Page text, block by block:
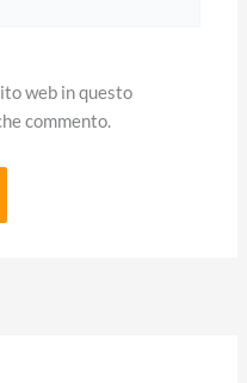
web in questo
commento.